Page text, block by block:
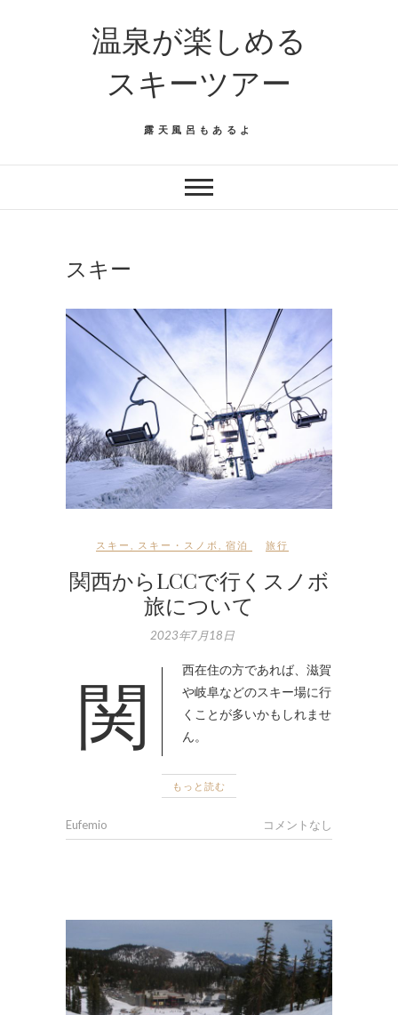
温泉が楽しめる
スキーツアー
露天風呂もあるよ
スキー
スキー スキー・スノボ 宿泊 旅行
関西からLCCで行くスノボ
旅について
2023年7月18日
関西在住の方であれば、滋賀
や岐阜などのスキー場に行
くことが多いかもしれませ
ん。
もっと読む
Eufemio コメントなし